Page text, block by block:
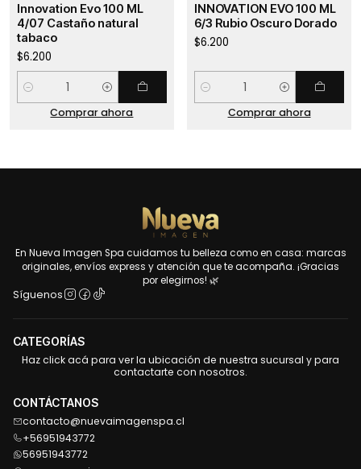
Innovation Evo 100 ML
4/07 Castaño natural
tabaco
$6.200
Cantidad
Comprar ahora
INNOVATION EVO 100 ML
6/3 Rubio Oscuro Dorado
$6.200
Cantidad
Comprar ahora
En Nueva Imagen Spa cuidamos tu belleza como en casa: marcas
originales, envíos express y atención que te acompaña. ¡Gracias
por elegirnos! 🌿
Síguenos
CATEGORÍAS
Haz click acá para ver la ubicación de nuestra sucursal y para
contactarte con nosotros.
CONTÁCTANOS
contacto@nuevaimagenspa.cl
+56951943772
56951943772